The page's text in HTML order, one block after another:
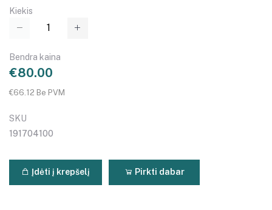
Kiekis
Bendra kaina
€80.00
€66.12 Be PVM
SKU
191704100
Įdėti į krepšelį Pirkti dabar